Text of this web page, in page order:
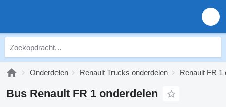
Onderdelen Renault Trucks onderdelen Renault FR 1
Bus Renault FR 1 onderdelen